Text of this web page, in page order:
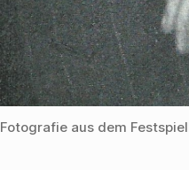
Fotografie aus dem